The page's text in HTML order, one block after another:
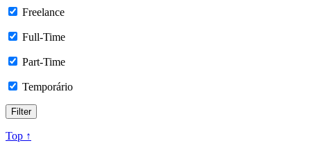
Freelance
Full-Time
Part-Time
Temporário
Top ↑